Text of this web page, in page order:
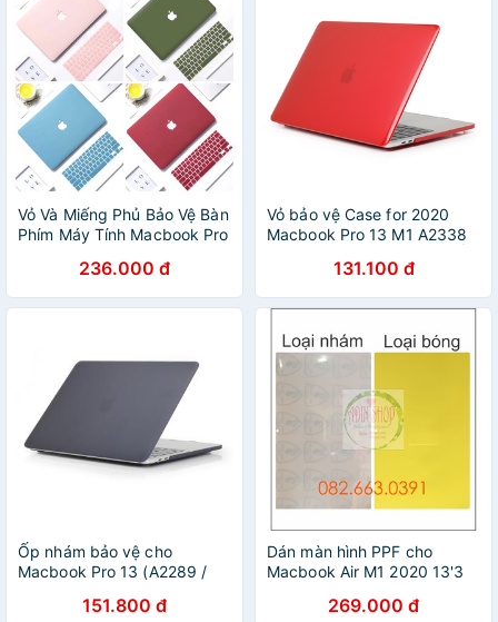
Vỏ Và Miếng Phủ Bảo Vệ Bàn
Phím Máy Tính Macbook Pro
Book 2020 Air 13 A2179 Mac
12 Touch Bar A2159
236.000 đ
Vỏ bảo vệ Case for 2020
Macbook Pro 13 M1 A2338
131.100 đ
Ốp nhám bảo vệ cho
Macbook Pro 13 (A2289 /
151.800 đ
Dán màn hình PPF cho
Macbook Air M1 2020 13'3
phục hồi vết trầy xước
269.000 đ